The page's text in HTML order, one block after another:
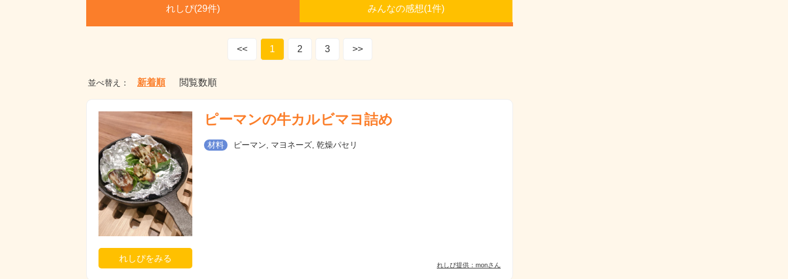
れしぴ(29件) みんなの感想(1件)
<< 1 2 3 >>
並べ替え： 新着順 閲覧数順
れしぴをみる
ピーマンの牛カルビマヨ詰め
材料 ピーマン, マヨネーズ, 乾燥パセリ
れしぴ提供：monさん